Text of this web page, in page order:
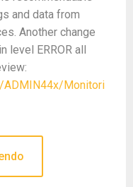
and data from
Another change
level ERROR all
Monitori